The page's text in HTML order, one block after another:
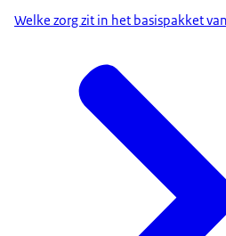
Welke zorg zit in het basispakket